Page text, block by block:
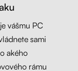
vášmu PC
sami
akého
rámu